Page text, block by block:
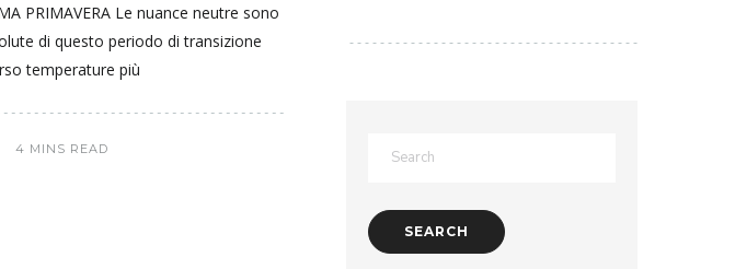
PRIMAVERA Le nuance neutre sono
di questo periodo di transizione
temperature più
4 MINS READ